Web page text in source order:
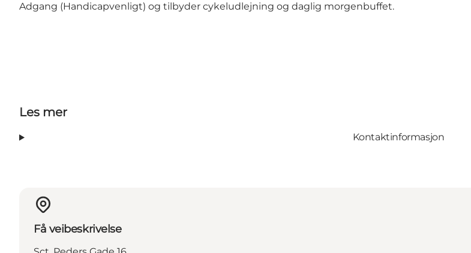
Adgang (Handicapvenligt) og tilbyder cykeludlejning og daglig morgenbuffet.
Les mer
Kontaktinformasjon
Få veibeskrivelse